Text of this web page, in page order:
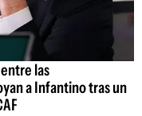
las
a Infantino tras un